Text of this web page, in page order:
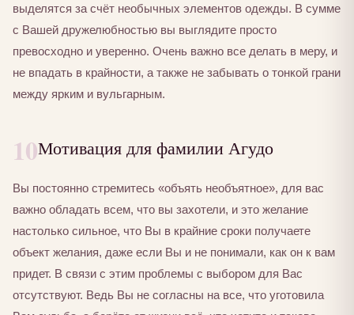
выделятся за счёт необычных элементов одежды. В сумме
с Вашей дружелюбностью вы выглядите просто
превосходно и уверенно. Очень важно все делать в меру, и
не впадать в крайности, а также не забывать о тонкой грани
между ярким и вульгарным.
10Мотивация для фамилии Агудо
Вы постоянно стремитесь «объять необъятное», для вас
важно обладать всем, что вы захотели, и это желание
настолько сильное, что Вы в крайние сроки получаете
объект желания, даже если Вы и не понимали, как он к вам
придет. В связи с этим проблемы с выбором для Вас
отсутствуют. Ведь Вы не согласны на все, что уготовила